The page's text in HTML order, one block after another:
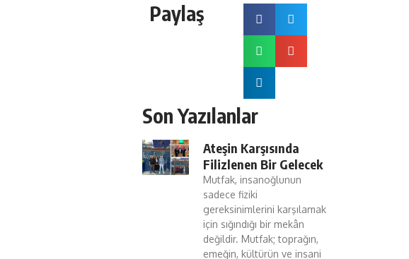
Paylaş
Son Yazılanlar
Ateşin Karşısında
Filizlenen Bir Gelecek
Mutfak, insanoğlunun
sadece fiziki
gereksinimlerini karşılamak
için sığındığı bir mekân
değildir. Mutfak; toprağın,
emeğin, kültürün ve insani